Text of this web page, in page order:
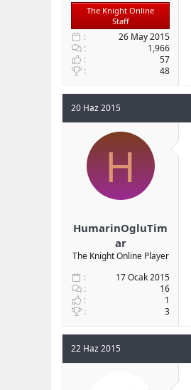
The Knight Online
Staff
26 May 2015
1,966
57
48
20 Haz 2015
H
HumarinOgluTim
ar
The Knight Online Player
17 Ocak 2015
16
1
3
22 Haz 2015